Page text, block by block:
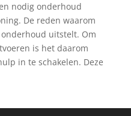
nodig onderhoud
De reden waarom
uitstelt. Om
is het daarom
in te schakelen. Deze